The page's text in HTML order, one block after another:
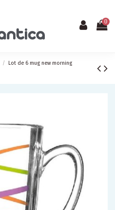
0
Lot de 6 mug new morning